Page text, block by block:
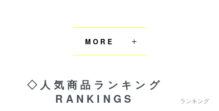
MORE
◇人気商品ランキング
RANKINGS
ランキング